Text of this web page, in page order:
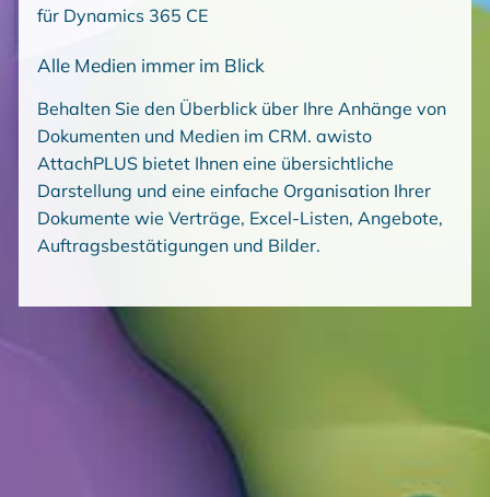
für Dynamics 365 CE
Alle Medien immer im Blick
Behalten Sie den Überblick über Ihre Anhänge von
Dokumenten und Medien im CRM. awisto
AttachPLUS bietet Ihnen eine übersichtliche
Darstellung und eine einfache Organisation Ihrer
Dokumente wie Verträge, Excel-Listen, Angebote,
Auftragsbestätigungen und Bilder.